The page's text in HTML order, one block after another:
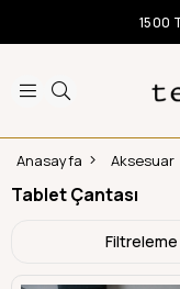
1500
Anasayfa Aksesuar
Tablet Çantası
Filtreleme